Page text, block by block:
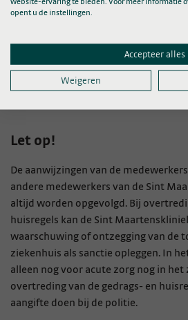
Social Media
Let op!
De aanwijzingen van de
andere medewerkers van de Sint
altijd worden opgevolgd. Bij
huisregels kan de Sint
waarschuwing of ontzegging van de
ziekenhuis als sanctie opleggen. In
alleen nog voor acute zorg nog in het
overtreding van de gedrags- en
aangifte doen bij de politie.
opent u de instellingen.
Accepteer alles
Weigeren